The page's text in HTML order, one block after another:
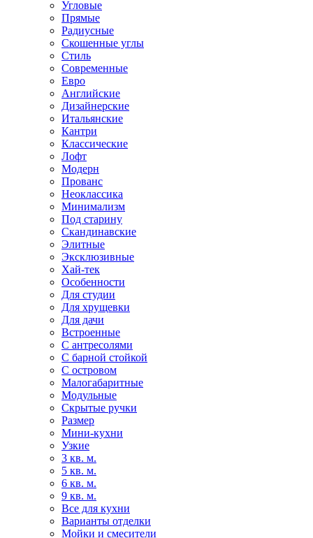
Угловые
Прямые
Радиусные
Скошенные углы
Стиль
Современные
Евро
Английские
Дизайнерские
Итальянские
Кантри
Классические
Лофт
Модерн
Прованс
Неоклассика
Минимализм
Под старину
Скандинавские
Элитные
Эксклюзивные
Хай-тек
Особенности
Для студии
Для хрущевки
Для дачи
Встроенные
С антресолями
С барной стойкой
С островом
Малогабаритные
Модульные
Скрытые ручки
Размер
Мини-кухни
Узкие
3 кв. м.
5 кв. м.
6 кв. м.
9 кв. м.
Все для кухни
Варианты отделки
Мойки и смесители